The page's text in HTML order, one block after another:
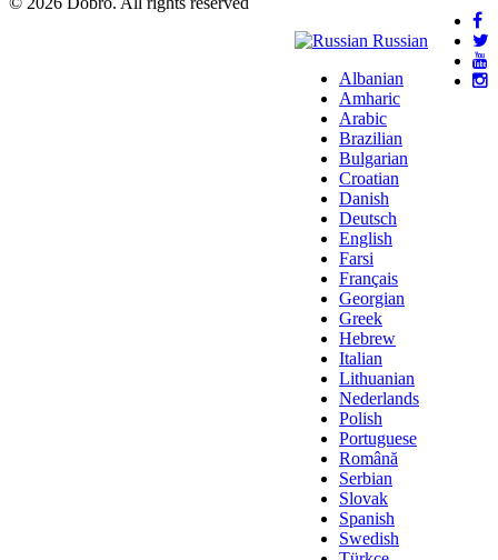
Russian
Albanian
Amharic
Arabic
Brazilian
Bulgarian
Croatian
Danish
Deutsch
English
Farsi
Français
Georgian
Greek
Hebrew
Italian
Lithuanian
Nederlands
Polish
Portuguese
Română
Serbian
Slovak
Spanish
Swedish